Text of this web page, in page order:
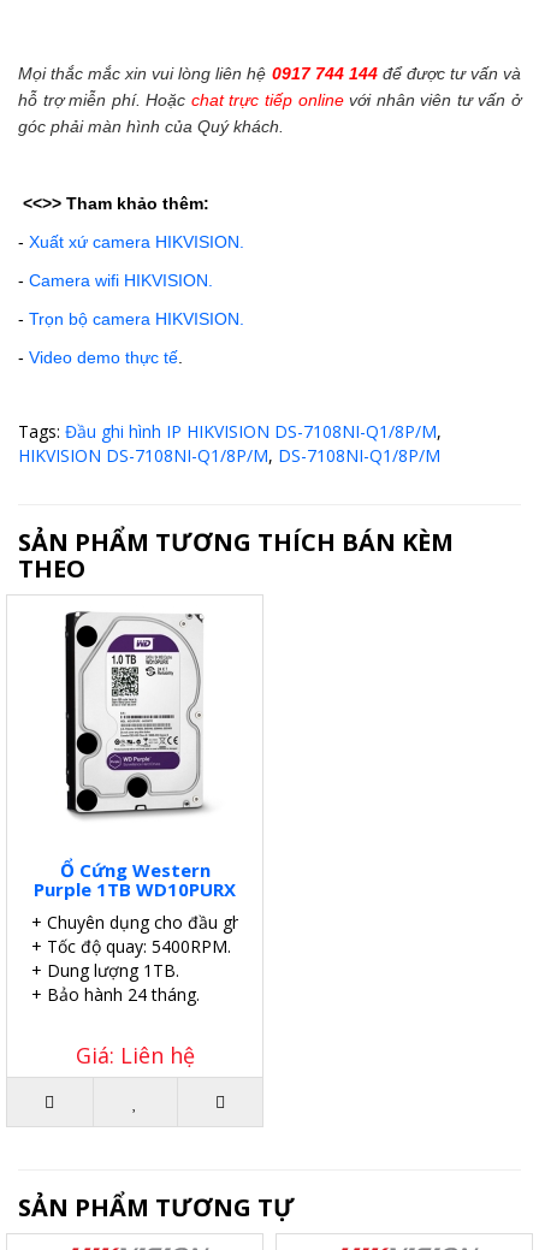
Mọi thắc mắc xin vui lòng liên hệ 0917 744 144để được tư vấn và
hỗ trợ miễn phí. Hoặc chat trực tiếp onlinevới nhân viên tư vấn ở
góc phải màn hình của Quý khách.
<<>> Tham khảo thêm:
- Xuất xứ camera HIKVISION.
- Camera wifi HIKVISION.
- Trọn bộ camera HIKVISION.
- Video demo thực tế
Tags: Đầu ghi hình IP HIKVISION DS-7108NI-Q1/8P/M,
HIKVISION DS-7108NI-Q1/8P/M, DS-7108NI-Q1/8P/M
SẢN PHẨM TƯƠNG THÍCH BÁN KÈM
THEO
Ổ Cứng Western
Purple 1TB WD10PURX
+ Chuyên dụng cho đầu ghi.
+ Tốc độ quay: 5400RPM.
+ Dung lượng 1TB.
+ Bảo hành 24 tháng.
Giá: Liên hệ
SẢN PHẨM TƯƠNG TỰ